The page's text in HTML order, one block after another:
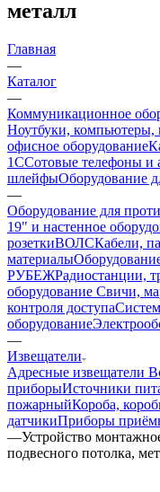
металл
Главная
—
Каталог
—
Коммуникационное
Ноутбуки,
офисное оборудование
1ССотовые телефоны и
шлейфыОборудование
—
Оборудование для
19" и настенное
розеткиВОЛСКабели,
материалы
РУБЕЖРадиостанции,
оборудование Свичи,
контроля доступа
оборудование
—
Извещатели
Адресные извещатели
приборыИсточники
пожарныйКороба,
датчикиПриборы
—Устройство
подвесного потолка,